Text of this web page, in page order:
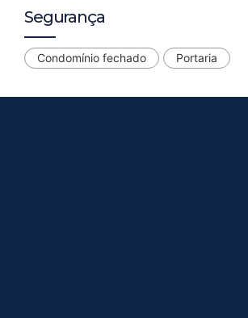
Segurança
Condomínio fechado Portaria